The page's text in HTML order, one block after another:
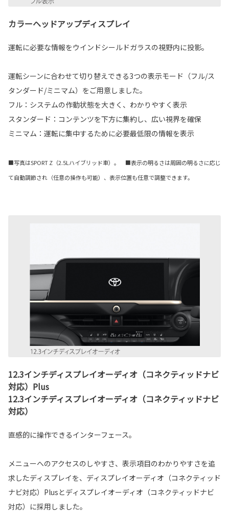
カラーヘッドアップディスプレイ
運転に必要な情報をウインドシールドガラスの視野内に投影。
運転シーンに合わせて切り替えできる3つの表示モード（フル/ス
タンダード/ミニマム）をご用意しました。
フル：システムの作動状態を大きく、わかりやすく表示
スタンダード：コンテンツを下方に集約し、広い視界を確保
ミニマム：運転に集中するために必要最低限の情報を表示
■写真はSPORT Z（2.5Lハイブリッド車）。 ■表示の明るさは周囲の明るさに応じ
て自動調節され（任意の操作も可能）、表示位置も任意で調整できます。
12.3インチディスプレイオーディオ（コネクティッドナビ
対応）Plus
12.3インチディスプレイオーディオ（コネクティッドナビ
対応）
直感的に操作できるインターフェース。
メニューへのアクセスのしやすさ、表示項目のわかりやすさを追
求したディスプレイを、ディスプレイオーディオ（コネクティッド
ナビ対応）Plusとディスプレイオーディオ（コネクティッドナビ
対応）に採用しました。